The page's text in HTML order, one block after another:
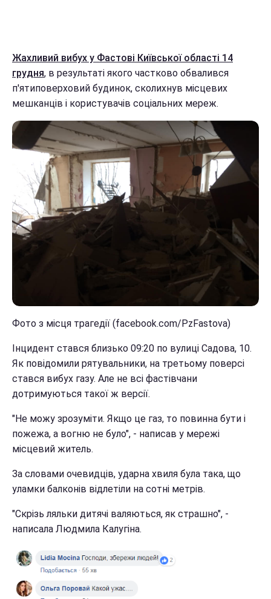
Жахливий вибух у Фастові Київської області 14
грудня, в результаті якого частково обвалився
п'ятиповерховий будинок, сколихнув місцевих
мешканців і користувачів соціальних мереж.
Фото з місця трагедії (facebook.com/PzFastova)
Інцидент стався близько 09:20 по вулиці Садова, 10.
Як повідомили рятувальники, на третьому поверсі
стався вибух газу. Але не всі фастівчани
дотримуються такої ж версії.
"Не можу зрозуміти. Якщо це газ, то повинна бути і
пожежа, а вогню не було", - написав у мережі
місцевий житель.
За словами очевидців, ударна хвиля була така, що
уламки балконів відлетіли на сотні метрів.
"Скрізь ляльки дитячі валяються, як страшно", -
написала Людмила Калугіна.